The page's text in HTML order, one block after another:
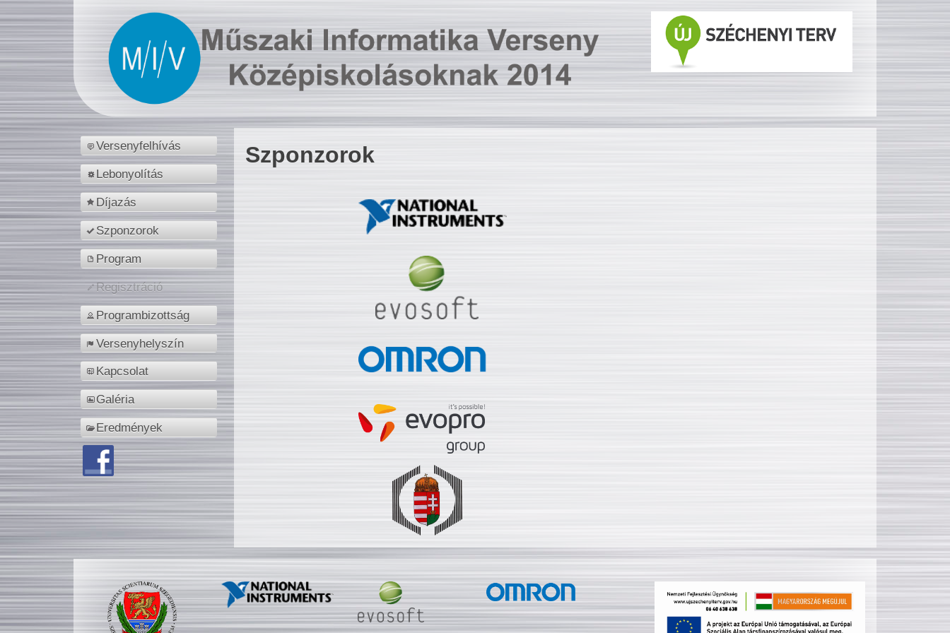
Versenyfelhívás
Lebonyolítás
Díjazás
Szponzorok
Program
Regisztráció
Programbizottság
Versenyhelyszín
Kapcsolat
Galéria
Eredmények
Szponzorok